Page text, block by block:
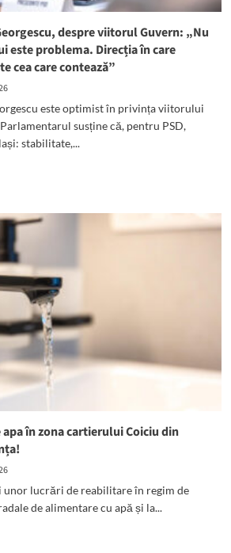
despre viitorul Guvern: „Nu
este problema. Direcția în care
cea care contează”
este optimist în privința viitorului
susține că, pentru PSD,
stabilitate,...
în zona cartierului Coiciu din
unor lucrări de reabilitare în regim de
de alimentare cu apă și la...